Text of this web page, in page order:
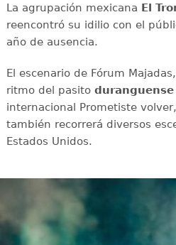
La agrupación mexicana El
reencontró su idilio con el
año de ausencia.
El escenario de Fórum
ritmo del pasito duranguense
internacional Prometiste
también recorrerá diversos
Estados Unidos.